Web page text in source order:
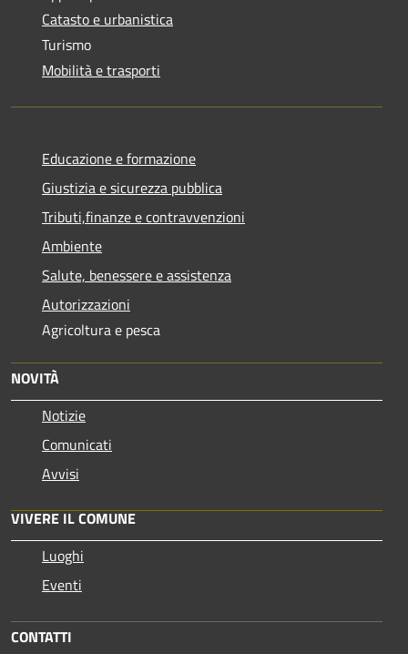
Catasto e urbanistica
Turismo
Mobilità e trasporti
Educazione e formazione
Giustizia e sicurezza pubblica
Tributi,finanze e contravvenzioni
Ambiente
Salute, benessere e assistenza
Autorizzazioni
Agricoltura e pesca
NOVITÀ
Notizie
Comunicati
Avvisi
VIVERE IL COMUNE
Luoghi
Eventi
CONTATTI